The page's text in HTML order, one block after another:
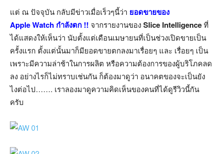
แต่ ณ ปัจจุบัน กลับมีข่าวเมื่อเร็วๆนี้ว่า ยอดขายของ
Apple Watch กำลังตก !! จากรายงานของSlice Intelligenceที่
ได้แสดงให้เห็นว่า นับตั้งแต่เดือนเมษายนที่เป็นช่วงเปิดขายเป็น
ครั้งแรก ตั้งแต่นั้นมาก็มียอดขายตกลงมาเรื่อยๆ และ เรื่อยๆ เป็น
เพราะมีความล่าช้าในการผลิต หรือความต้องการของผู้บริโภคลด
ลง อย่างไรก็ไม่ทราบเช่นกัน ก็ต้องมาดูว่า อนาคตของจะเป็นยัง
ไงต่อไป……. เราลองมาดูความคิดเห็นของคนที่ได้ดูรีวิวนี้กัน
ครับ